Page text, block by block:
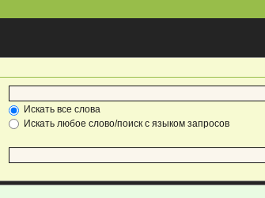
Искать все слова
Искать любое слово/поиск с языком запросов